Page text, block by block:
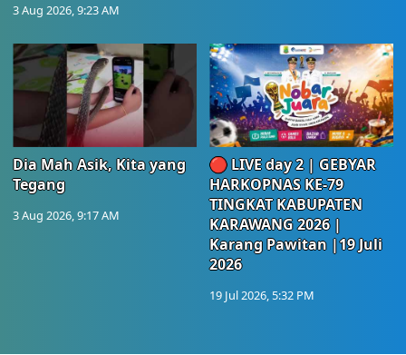
3 Aug 2026, 9:23 AM
Dia Mah Asik, Kita yang
Tegang
3 Aug 2026, 9:17 AM
🔴 LIVE day 2 | GEBYAR
HARKOPNAS KE-79
TINGKAT KABUPATEN
KARAWANG 2026 |
Karang Pawitan |19 Juli
2026
19 Jul 2026, 5:32 PM